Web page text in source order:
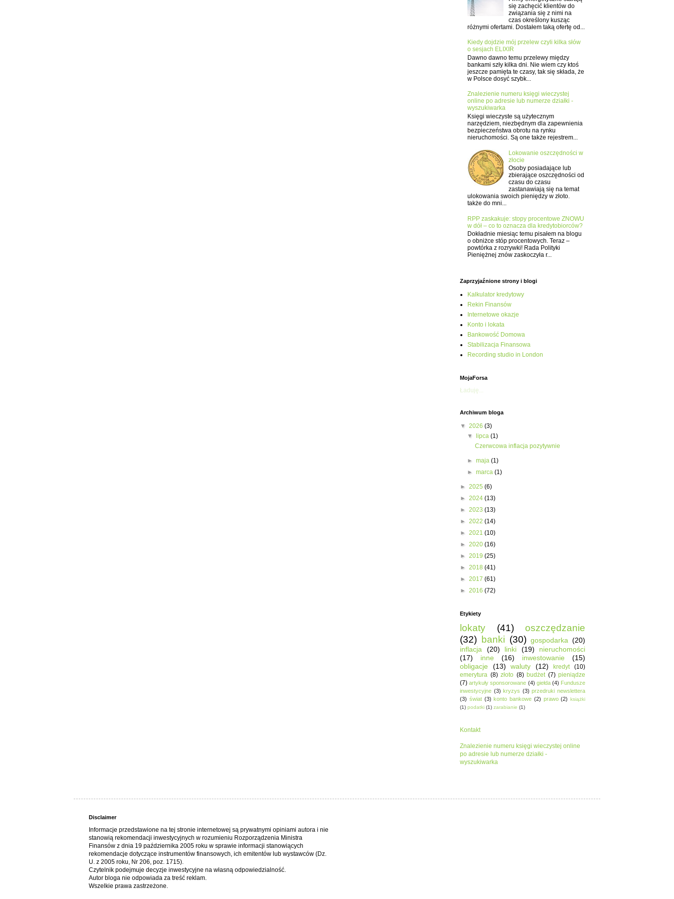
się zachęcić klientów do
związania się z nimi na
czas określony kusząc
różnymi ofertami. Dostałem taką ofertę od...
Kiedy dojdzie mój przelew czyli kilka słów
o sesjach ELIXIR
Dawno dawno temu przelewy między
bankami szły kilka dni. Nie wiem czy ktoś
jeszcze pamięta te czasy, tak się składa, że
w Polsce dosyć szybk...
Znalezienie numeru księgi wieczystej
online po adresie lub numerze działki -
wyszukiwarka
Księgi wieczyste są użytecznym
narzędziem, niezbędnym dla zapewnienia
bezpieczeństwa obrotu na rynku
nieruchomości. Są one także rejestrem...
Lokowanie oszczędności w
złocie
Osoby posiadające lub
zbierające oszczędności od
czasu do czasu
zastanawiają się na temat
ulokowania swoich pieniędzy w złoto.
także do mni...
RPP zaskakuje: stopy procentowe ZNOWU
w dół – co to oznacza dla kredytobiorców?
Dokładnie miesiąc temu pisałem na blogu
o obniżce stóp procentowych. Teraz –
powtórka z rozrywki! Rada Polityki
Pieniężnej znów zaskoczyła r...
Zaprzyjaźnione strony i blogi
Kalkulator kredytowy
Rekin Finansów
Internetowe okazje
Konto i lokata
Bankowość Domowa
Stabilizacja Finansowa
Recording studio in London
MojaForsa
Ładuję...
Archiwum bloga
▼ 2026 (3)
▼lipca(1)
Czerwcowa inflacja pozytywnie
►maja(1)
►marca(1)
► 2025 (6)
► 2024 (13)
► 2023 (13)
► 2022 (14)
► 2021 (10)
► 2020 (16)
► 2019 (25)
► 2018 (41)
► 2017 (61)
► 2016 (72)
Etykiety
lokaty (41)
oszczędzanie
(32) banki (30) gospodarka (20)
inflacja
(20) linki (19)
nieruchomości
(17)
inne (16) inwestowanie
(15)
obligacje
(13) waluty (12) kredyt
(10)
emerytura (8) złoto (8) budżet (7) pieniądze
(7) artykuły sponsorowane (4) giełda (4) Fundusze
inwestycyjne (3) kryzys (3) przedruki newslettera
(3) świat (3) konto bankowe (2) prawo (2) książki
(1) podatki (1) zarabianie (1)
Kontakt
Znalezienie numeru księgi wieczystej online
po adresie lub numerze działki -
wyszukiwarka
Disclaimer
Informacje przedstawione na tej stronie internetowej są prywatnymi opiniami autora i nie
stanowią rekomendacji inwestycyjnych w rozumieniu Rozporządzenia Ministra
Finansów z dnia 19 października 2005 roku w sprawie informacji stanowiących
rekomendacje dotyczące instrumentów finansowych, ich emitentów lub wystawców (Dz.
U. z 2005 roku, Nr 206, poz. 1715).
Czytelnik podejmuje decyzje inwestycyjne na własną odpowiedzialność.
Autor bloga nie odpowiada za treść reklam.
Wszelkie prawa zastrzeżone.